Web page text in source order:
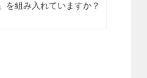
を組み入れていますか？